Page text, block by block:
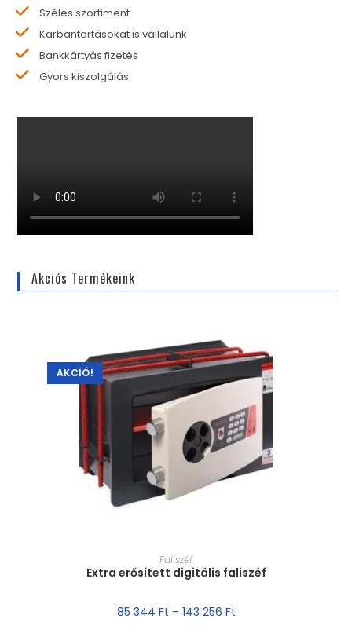
Széles szortiment
Karbantartásokat is vállalunk
Bankkártyás fizetés
Gyors kiszolgálás
Akciós Termékeink
AKCIÓ!
MÉRET VÁLASZTÁSA
Faliszéf
Extra erősített digitális faliszéf
85 344 Ft – 143 256 Ft